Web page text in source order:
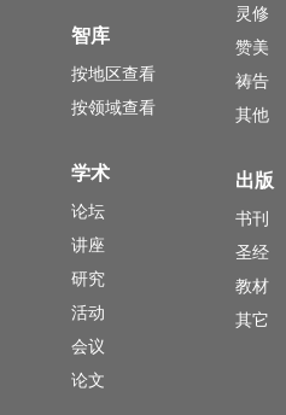
智库
按地区查看
按领域查看
学术
论坛
讲座
研究
活动
会议
论文
灵修
赞美
祷告
其他
出版
书刊
圣经
教材
其它